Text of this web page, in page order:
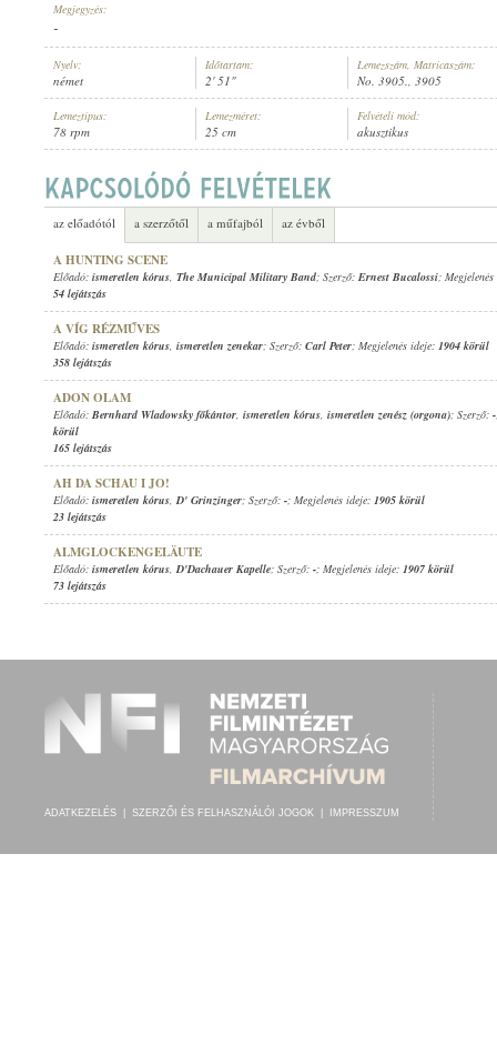
ISMERETLEN KÓRUS,ISMERETLEN ZENÉSZEK (TEMPLOMI ORGONA
LEMEZSZÁM:
Megjegyzés:
-
Nyelv:
német
Időtartam:
2' 51"
Lemezszám, Matricaszám:
No. 3905., 3905
Lemeztípus:
78 rpm
Lemezméret:
25 cm
Felvételi mód:
akusztikus
az előadótól a szerzőtől a műfajból az évből
A HUNTING SCENE
Előadó: ismeretlen kórus, The Municipal Military Band; Szerző: Ernest Bucalossi;
54 lejátszás
A VÍG RÉZMŰVES
Előadó: ismeretlen kórus, ismeretlen zenekar; Szerző: Carl Peter; Megjelenés ideje: 1904 körül
358 lejátszás
ADON OLAM
Előadó: Bernhard Wladowsky főkántor, ismeretlen kórus, ismeretlen zenész (orgona); Szerző: -
körül
165 lejátszás
AH DA SCHAU I JO!
Előadó: ismeretlen kórus,D' Grinzinger; Szerző: -; Megjelenés ideje: 1905 körül
23 lejátszás
ALMGLOCKENGELÄUTE
Előadó: ismeretlen kórus,D'Dachauer Kapelle; Szerző: -; Megjelenés ideje: 1907 körül
73 lejátszás
ADATKEZELÉS SZERZŐI ÉS FELHASZNÁLÓI JOGOK IMPRESSZUM